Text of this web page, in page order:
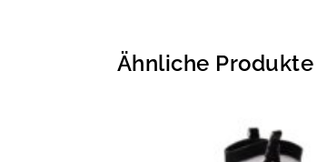
Ähnliche Produkte